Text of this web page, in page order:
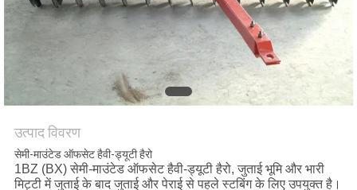
PRIVACY
POLICY
उत्पाद विवरण
सेमी-माउंटेड ऑफसेट हैवी-ड्यूटी हैरो
1BZ (BX) सेमी-माउंटेड ऑफसेट हैवी-ड्यूटी हैरो, जुताई भूमि और भारी
मिट्टी में जुताई के बाद जुताई और पेराई से पहले स्टबिंग के लिए उपयुक्त है।